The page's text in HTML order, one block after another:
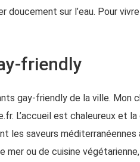
doucement sur l’eau. Pour
friendly
gay-friendly de la ville. Mon
. L’accueil est chaleureux et
les saveurs méditerranéennes
mer ou de cuisine